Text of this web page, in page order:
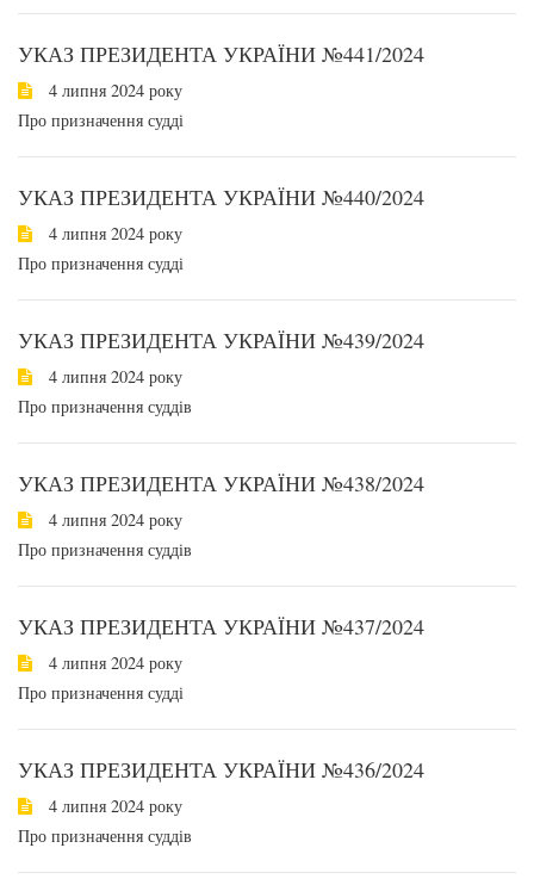
УКАЗ ПРЕЗИДЕНТА УКРАЇНИ №441/2024
4 липня 2024 року
Про призначення судді
УКАЗ ПРЕЗИДЕНТА УКРАЇНИ №440/2024
4 липня 2024 року
Про призначення судді
УКАЗ ПРЕЗИДЕНТА УКРАЇНИ №439/2024
4 липня 2024 року
Про призначення суддів
УКАЗ ПРЕЗИДЕНТА УКРАЇНИ №438/2024
4 липня 2024 року
Про призначення суддів
УКАЗ ПРЕЗИДЕНТА УКРАЇНИ №437/2024
4 липня 2024 року
Про призначення судді
УКАЗ ПРЕЗИДЕНТА УКРАЇНИ №436/2024
4 липня 2024 року
Про призначення суддів